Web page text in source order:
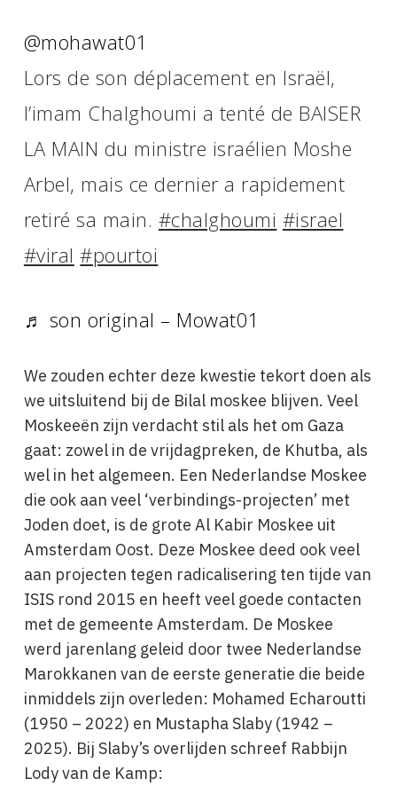
@mohawat01
Lors de son déplacement en Israël,
l’imam Chalghoumi a tenté de BAISER
LA MAIN du ministre israélien Moshe
Arbel, mais ce dernier a rapidement
retiré sa main. #chalghoumi #israel
#viral #pourtoi
♬ son original – Mowat01
We zouden echter deze kwestie tekort doen als
we uitsluitend bij de Bilal moskee blijven. Veel
Moskeeën zijn verdacht stil als het om Gaza
gaat: zowel in de vrijdagpreken, de Khutba, als
wel in het algemeen. Een Nederlandse Moskee
die ook aan veel ‘verbindings-projecten’ met
Joden doet, is de grote Al Kabir Moskee uit
Amsterdam Oost. Deze Moskee deed ook veel
aan projecten tegen radicalisering ten tijde van
ISIS rond 2015 en heeft veel goede contacten
met de gemeente Amsterdam. De Moskee
werd jarenlang geleid door twee Nederlandse
Marokkanen van de eerste generatie die beide
inmiddels zijn overleden: Mohamed Echaroutti
(1950 – 2022) en Mustapha Slaby (1942 –
2025). Bij Slaby’s overlijden schreef Rabbijn
Lody van de Kamp: